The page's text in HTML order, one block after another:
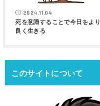
2024.11.04
死を意識することで今日をより
良く生きる
このサイトについて